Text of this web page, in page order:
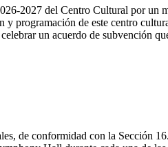
2027 del Centro Cultural por
programación de este centro
un acuerdo de subvención
de conformidad con la Sección